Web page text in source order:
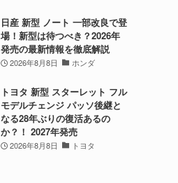
日産 新型 ノート 一部改良で登
場！新型は待つべき？2026年
発売の最新情報を徹底解説
2026年8月8日 ホンダ
トヨタ 新型 スターレット フル
モデルチェンジ パッソ後継と
なる28年ぶりの復活あるの
か？！ 2027年発売
2026年8月8日 トヨタ